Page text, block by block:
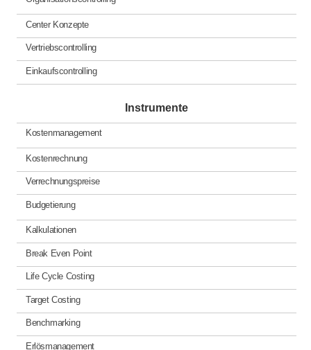
Center Konzepte
Vertriebscontrolling
Einkaufscontrolling
Instrumente
Kostenmanagement
Kostenrechnung
Verrechnungspreise
Budgetierung
Kalkulationen
Break Even Point
Life Cycle Costing
Target Costing
Benchmarking
Erlösmanagement